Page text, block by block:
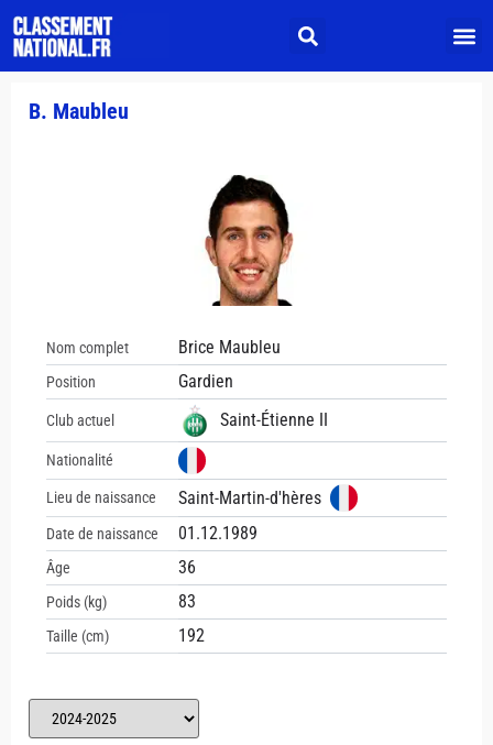
B. Maubleu
Nom complet Brice Maubleu
Position Gardien
Club actuel Saint-Étienne II
Nationalité
Lieu de naissance Saint-Martin-d'hères
Date de naissance 01.12.1989
Âge 36
Poids (kg) 83
Taille (cm) 192